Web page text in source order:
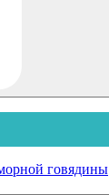
говядины